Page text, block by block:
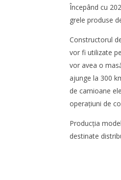
NOW
Volvo lansează
Redacția
Începând cu
grele produse
Constructorul
vor fi utilizate
vor avea o
ajunge la 300
de camioane
operațiuni de
Producția
destinate